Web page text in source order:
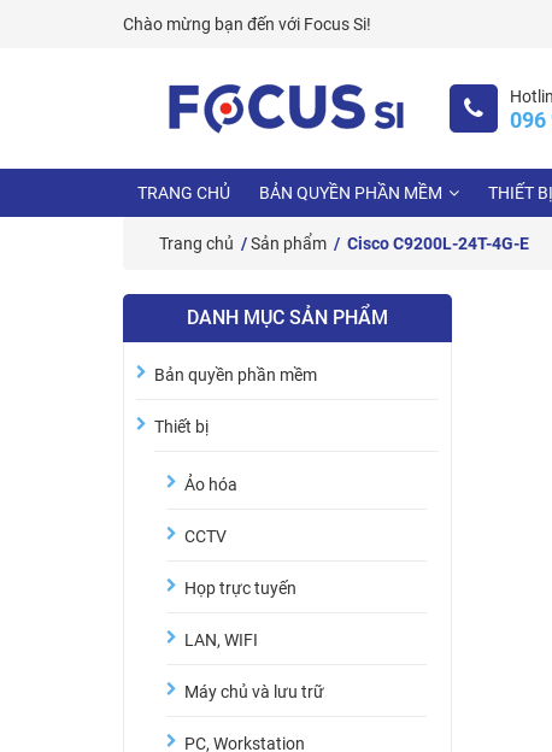
Chào mừng bạn đến với Focus Si!
096
TRANG CHỦ BẢN QUYỀN PHẦN MỀM THIẾT BỊ
Trang chủ /Sản phẩm / Cisco C9200L-24T-4G-E
DANH MỤC SẢN PHẨM
Bản quyền phần mềm
Thiết bị
Ảo hóa
CCTV
Họp trực tuyến
LAN, WIFI
Máy chủ và lưu trữ
PC, Workstation